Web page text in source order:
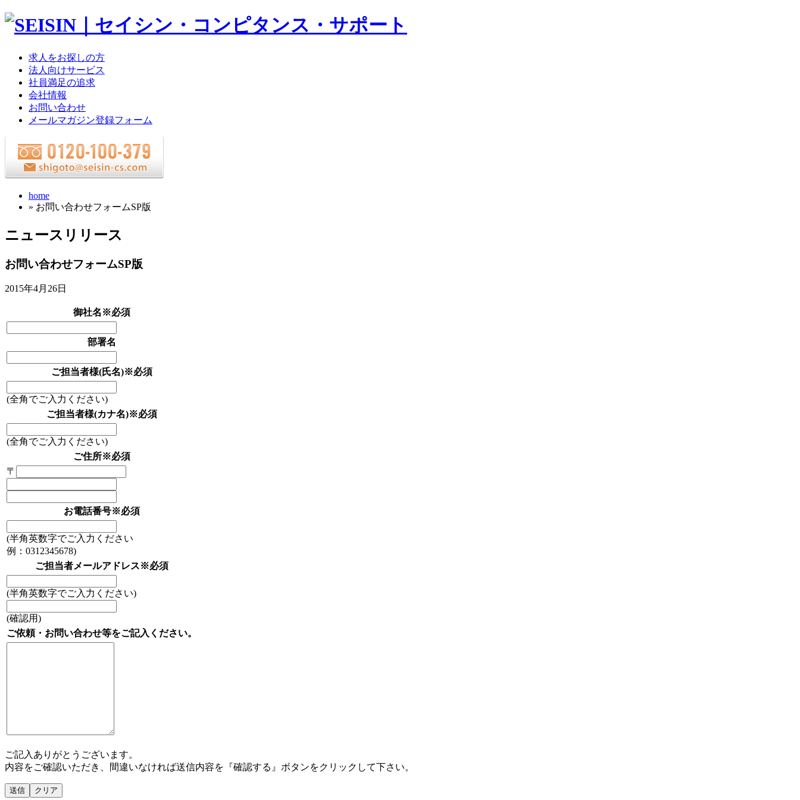
求人をお探しの方
法人向けサービス
社員満足の追求
会社情報
お問い合わせ
メールマガジン登録フォーム
home
» お問い合わせフォームSP版
ニュースリリース
お問い合わせフォームSP版
2015年4月26日
御社名 ※必須
部署名
ご担当者様(氏名)※必須
(全角でご入力ください)
ご担当者様(カナ名)※必須
(全角でご入力ください)
ご住所※必須
〒
お電話番号※必須
(半角英数字でご入力ください
例：0312345678)
ご担当者メールアドレス※必須
(半角英数字でご入力ください)
(確認用)
ご依頼・お問い合わせ等をご記入ください。
ご記入ありがとうございます。
内容をご確認いただき、間違いなければ送信内容を『確認する』ボタンをクリックして下さい。